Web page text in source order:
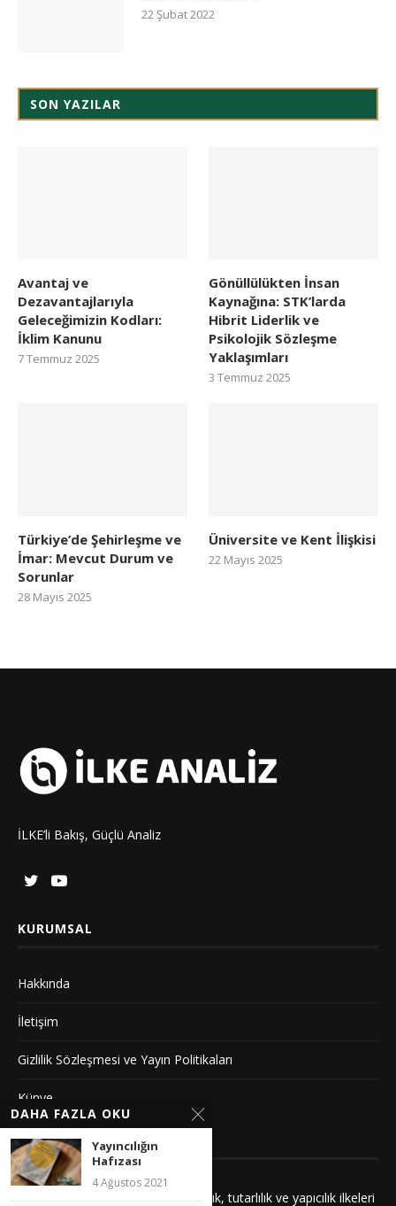
22 Şubat 2022
SON YAZILAR
Avantaj ve
Dezavantajlarıyla
Geleceğimizin Kodları:
İklim Kanunu
7 Temmuz 2025
Gönüllülükten İnsan
Kaynağına: STK’larda
Hibrit Liderlik ve
Psikolojik Sözleşme
Yaklaşımları
3 Temmuz 2025
Türkiye’de Şehirleşme ve
İmar: Mevcut Durum ve
Sorunlar
28 Mayıs 2025
Üniversite ve Kent İlişkisi
22 Mayıs 2025
İLKE’li Bakış, Güçlü Analiz
KURUMSAL
Hakkında
İletişim
Gizlilik Sözleşmesi ve Yayın Politikaları
Künye
YAYIN İLKELERIMIZ
Yayınlarımız adalet, saygı, kuşatıcılık, tutarlılık ve yapıcılık ilkeleri
DAHA FAZLA OKU
Yayıncılığın
Hafızası
4 Ağustos 2021